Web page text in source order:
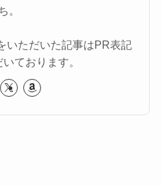
。
いただいた記事はPR表記
ております。